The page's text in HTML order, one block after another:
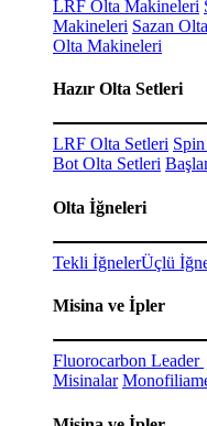
LRF Olta Makineleri
Makineleri Sazan
Olta Makineleri
Hazır Olta Setleri
LRF Olta Setleri
Bot Olta Setleri
Olta İğneleri
Tekli İğnelerÜçlü
Misina ve İpler
Fluorocarbon Leader
Misinalar